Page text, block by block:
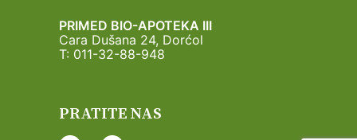
PRIMED BIO-APOTEKA III
Cara Dušana 24, Dorćol
T: 011-32-88-948
PRATITE NAS